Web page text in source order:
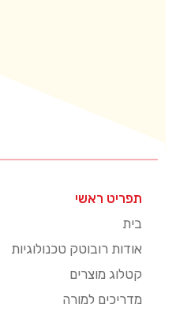
תפריט ראשי
בית
אודות רובוטק טכנולוגיות
קטלוג מוצרים
מדריכים למורה